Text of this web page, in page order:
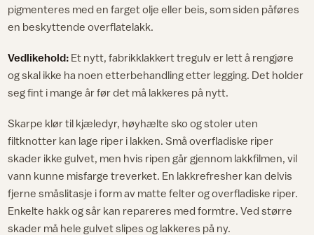
pigmenteres med en farget olje eller beis, som siden påføres
en beskyttende overflatelakk.
Vedlikehold: Et nytt, fabrikklakkert tregulv er lett å rengjøre
og skal ikke ha noen etterbehandling etter legging. Det holder
seg fint i mange år før det må lakkeres på nytt.
Skarpe klør til kjæledyr, høyhælte sko og stoler uten
filtknotter kan lage riper i lakken. Små overfladiske riper
skader ikke gulvet, men hvis ripen går gjennom lakkfilmen, vil
vann kunne misfarge treverket. En lakkrefresher kan delvis
fjerne småslitasje i form av matte felter og overfladiske riper.
Enkelte hakk og sår kan repareres med formtre. Ved større
skader må hele gulvet slipes og lakkeres på ny.